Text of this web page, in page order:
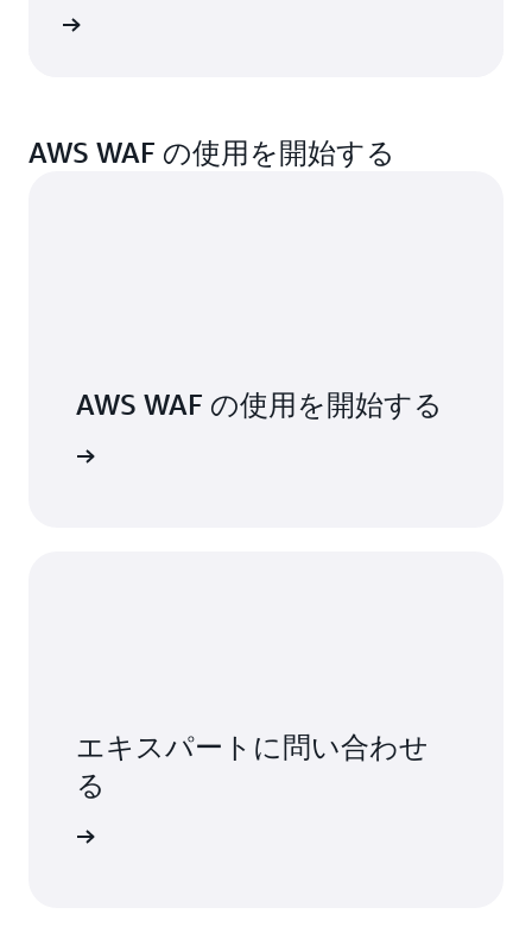
AWS WAF の使用を開始する
AWS WAF の使用を開始する
エキスパートに問い合わせ
る